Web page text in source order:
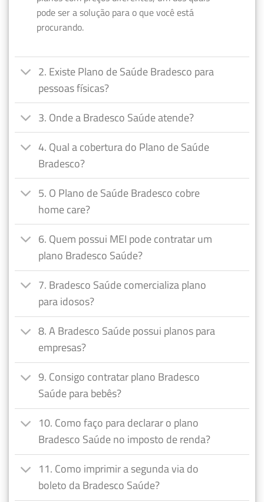
pode ser a solução para o que você está
procurando.
2. Existe Plano de Saúde Bradesco para
pessoas físicas?
3. Onde a Bradesco Saúde atende?
4. Qual a cobertura do Plano de Saúde
Bradesco?
5. O Plano de Saúde Bradesco cobre
home care?
6. Quem possui MEI pode contratar um
plano Bradesco Saúde?
7. Bradesco Saúde comercializa plano
para idosos?
8. A Bradesco Saúde possui planos para
empresas?
9. Consigo contratar plano Bradesco
Saúde para bebês?
10. Como faço para declarar o plano
Bradesco Saúde no imposto de renda?
11. Como imprimir a segunda via do
boleto da Bradesco Saúde?